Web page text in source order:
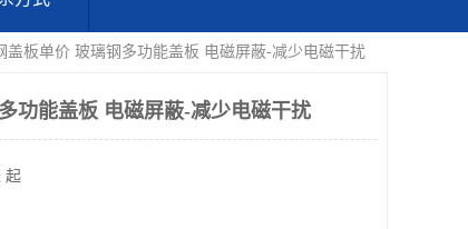
盖板单价 玻璃钢多功能盖板 电磁屏蔽-减少电磁干扰
功能盖板 电磁屏蔽-减少电磁干扰
起